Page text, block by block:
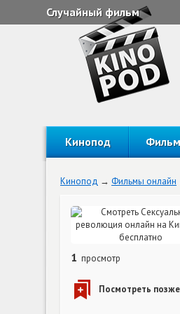
Случайный фильм
Кинопод
Кинопод Фильмы онлайн
1 просмотр